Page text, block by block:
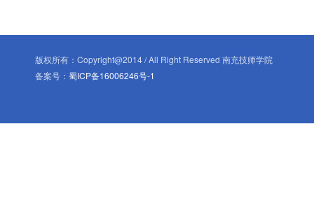
版权所有：Copyright@2014 / All Right Reserved 南充技师学院
备案号：蜀ICP备16006246号-1